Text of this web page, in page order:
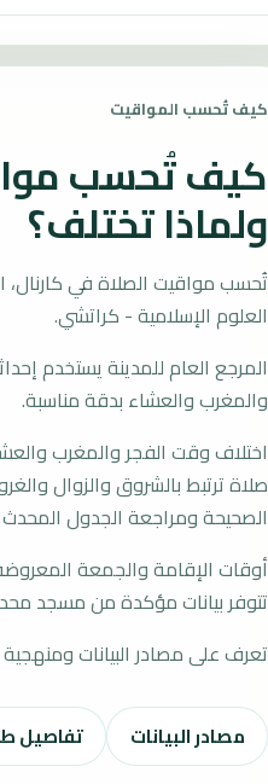
كيف تُحسب المواقيت
كيف تُحسب
ولماذا تختلف؟
العلوم الإسلامية - كراتشي.
والمغرب والعشاء بدقة مناسبة.
اختلاف وقت الفجر والمغرب
صلاة ترتبط بالشروق والزوال
الصحيحة ومراجعة الجدول المحدث
أوقات الإقامة والجمعة
تتوفر بيانات مؤكدة من مسجد
تعرف على مصادر البيانات
مصادر البيانات تفاصيل